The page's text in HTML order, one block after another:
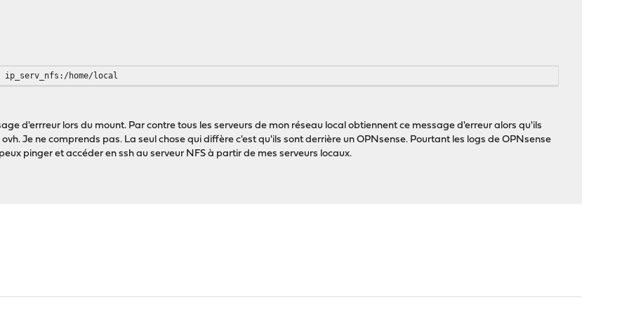
ip_serv_nfs:/home/local
d'errreur lors du mount. Par contre tous les serveurs de mon réseau local obtiennent ce message d'erreur alors qu'ils
Je ne comprends pas. La seul chose qui diffère c'est qu'ils sont derrière un OPNsense. Pourtant les logs de OPNsense
pinger et accéder en ssh au serveur NFS à partir de mes serveurs locaux.